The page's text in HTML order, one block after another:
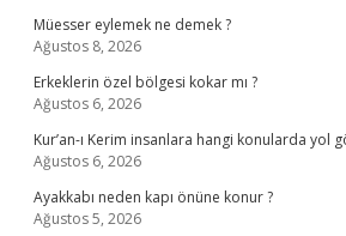
Müesser eylemek ne demek ?
Ağustos 8, 2026
Erkeklerin özel bölgesi kokar mı ?
Ağustos 6, 2026
Kur’an-ı Kerim insanlara hangi konularda yol
Ağustos 6, 2026
Ayakkabı neden kapı önüne konur ?
Ağustos 5, 2026